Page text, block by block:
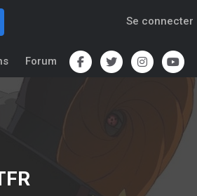
Se connecter
Forum